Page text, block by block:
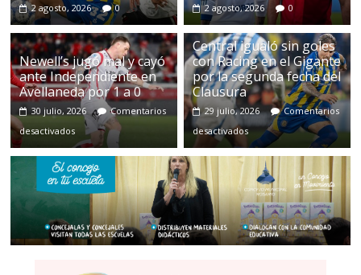
2 agosto, 2026 0 2 agosto, 2026 0
Newell’s jugó mal y cayó
ante Independiente en
Avellaneda por 1 a 0
30 julio, 2026
Comentarios
desactivados
Central igualó sin goles
con Racing en el Gigante
por la segunda fecha del
Clausura
29 julio, 2026
Comentarios
desactivados